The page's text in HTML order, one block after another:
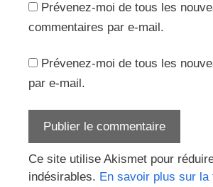
Prévenez-moi de tous les
commentaires par e-mail.
Prévenez-moi de tous les
par e-mail.
Ce site utilise Akismet pour
indésirables. En savoir plus sur la